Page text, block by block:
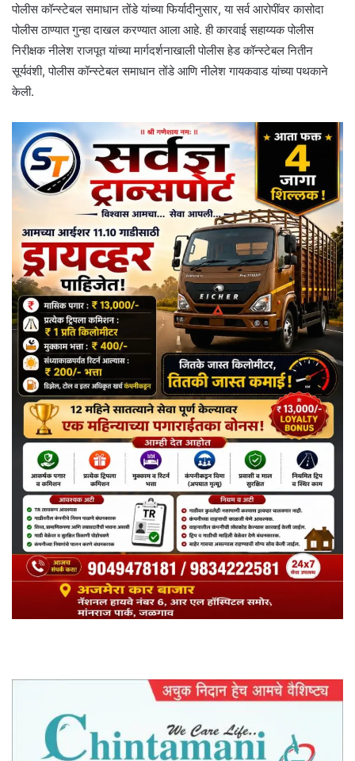
पोलीस कॉन्स्टेबल समाधान तोंडे यांच्या फिर्यादीनुसार, या सर्व आरोपींवर कासोदा
पोलीस ठाण्यात गुन्हा दाखल करण्यात आला आहे. ही कारवाई सहाय्यक पोलीस
निरीक्षक नीलेश राजपूत यांच्या मार्गदर्शनाखाली पोलीस हेड कॉन्स्टेबल नितीन
सूर्यवंशी, पोलीस कॉन्स्टेबल समाधान तोंडे आणि नीलेश गायकवाड यांच्या पथकाने
केली.